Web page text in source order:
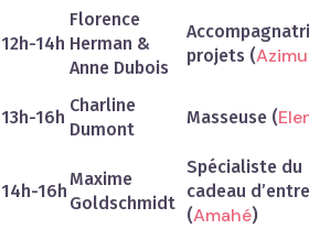
12h-14h
Florence
Herman &
Anne Dubois
projets (
13h-16h
Charline
Dumont
Masseuse (
14h-16h
Maxime
Goldschmidt
Spécialiste du
cadeau
(Amahé)